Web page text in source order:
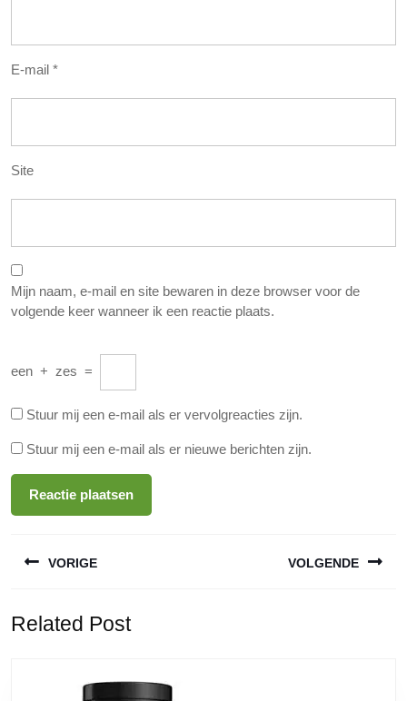
E-mail *
Site
Mijn naam, e-mail en site bewaren in deze browser voor de
volgende keer wanneer ik een reactie plaats.
een + zes =
Stuur mij een e-mail als er vervolgreacties zijn.
Stuur mij een e-mail als er nieuwe berichten zijn.
VORIGE
bericht:
VOLGENDE
Related Post